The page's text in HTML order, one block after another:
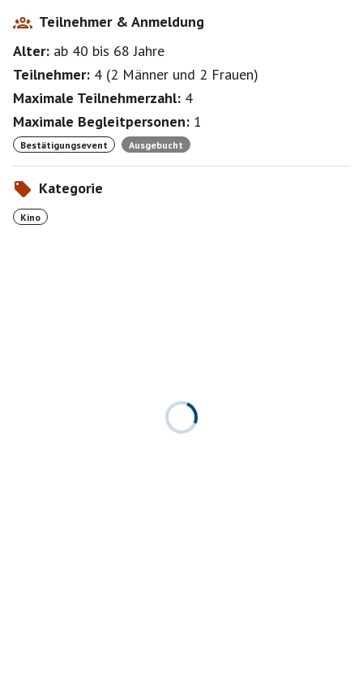
Teilnehmer & Anmeldung
Alter: ab 40 bis 68Jahre
Teilnehmer: 4 (2 Männer und 2 Frauen)
Maximale Teilnehmerzahl: 4
Maximale Begleitpersonen: 1
Bestätigungsevent Ausgebucht
Kategorie
Kino